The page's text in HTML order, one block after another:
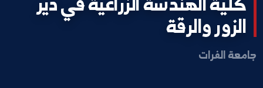
الهندسة الزراعية في دير
والرقة